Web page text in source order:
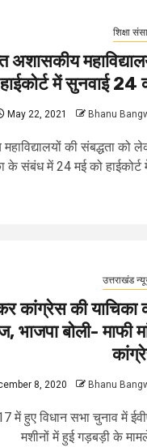
शिक्षा
अशासकीय
में सुनवाई 24
May 22, 2021 Bhanu
की संबद्धता को
के संबंध में 24 मई को हाईकोर्ट
उत्तराखंड
कांग्रेस की याचिका
भाजपा बोली- माफी
8, 2020 Bhanu
में हुए विधान सभा चुनाव में
मशीनों में हुई गड़बड़ी के